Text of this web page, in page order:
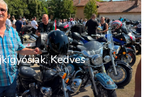
Kedves